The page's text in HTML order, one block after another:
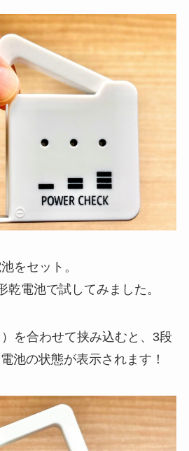
をセット。
乾電池で試してみました。
を合わせて挟み込むと、3段
池の状態が表示されます！